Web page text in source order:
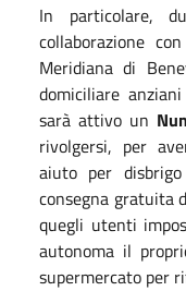
In particolare,
collaborazione
Meridiana di
domiciliare
sarà attivo un
rivolgersi, per
aiuto per
consegna gratuita
quegli utenti
autonoma il
supermercato per